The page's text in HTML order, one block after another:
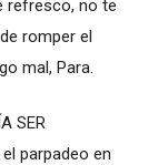
refresco, no te
romper el
mal, Para.
SER
parpadeo en